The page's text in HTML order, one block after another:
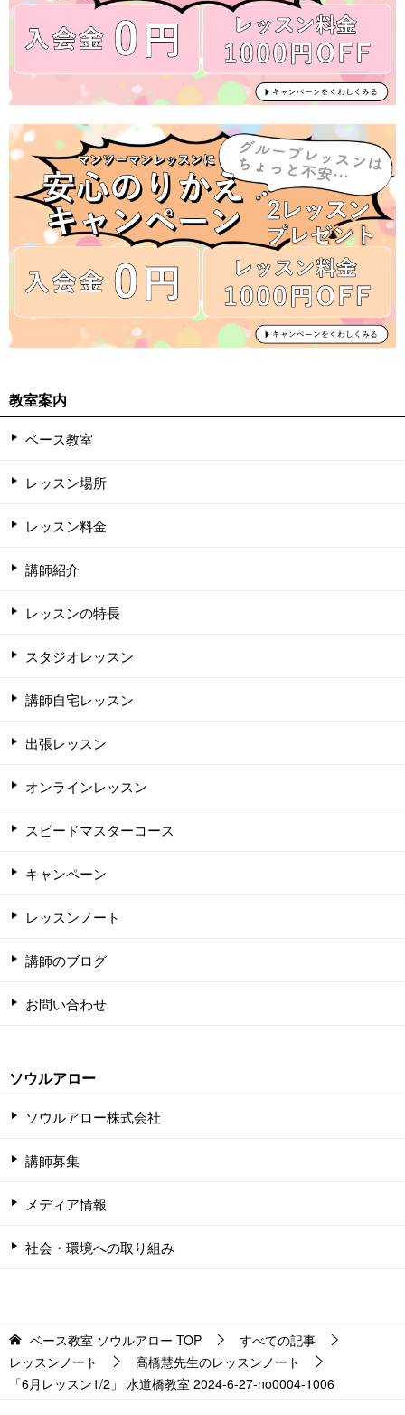
教室案内
ベース教室
レッスン場所
レッスン料金
講師紹介
レッスンの特長
スタジオレッスン
講師自宅レッスン
出張レッスン
オンラインレッスン
スピードマスターコース
キャンペーン
レッスンノート
講師のブログ
お問い合わせ
ソウルアロー
ソウルアロー株式会社
講師募集
メディア情報
社会・環境への取り組み
ベース教室 ソウルアロー TOP
すべての記事
レッスンノート
高橋慧先生のレッスンノート
「6月レッスン1/2」 水道橋教室 2024-6-27-no0004-1006